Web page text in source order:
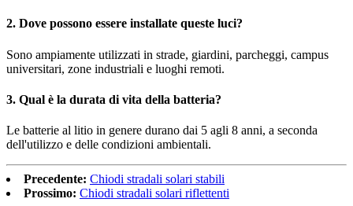
2. Dove possono essere installate queste luci?
Sono ampiamente utilizzati in strade, giardini, parcheggi, campus
universitari, zone industriali e luoghi remoti.
3. Qual è la durata di vita della batteria?
Le batterie al litio in genere durano dai 5 agli 8 anni, a seconda
dell'utilizzo e delle condizioni ambientali.
Precedente: Chiodi stradali solari stabili
Prossimo: Chiodi stradali solari riflettenti